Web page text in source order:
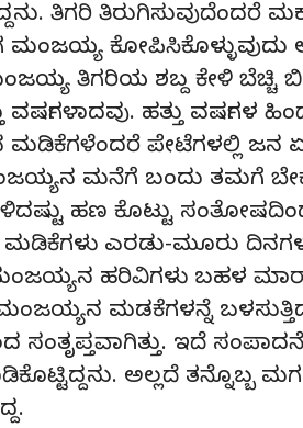
ತಿಗರಿ ತಿರುಗಿಸುವುದೆಂದರೆ
ಮಂಜಯ್ಯ ಕೋಪಿಸಿಕೊಳ್ಳುವುದು ಆ
ತಿಗರಿಯ ಶಬ್ದ ಕೇಳಿ ಬೆಚ್ಚಿ
ವರ್ಷಗಳಾದವು. ಹತ್ತು ವರ್ಷಗಳ
ಪೇಟೆಗಳಲ್ಲಿ ಜನ
ಮನೆಗೆ ಬಂದು ತಮಗೆ
ಹಣ ಕೊಟ್ಟು
ಎರಡು-ಮೂರು
ಹರಿವಿಗಳು ಬಹಳ
ಮಡಕೆಗಳನ್ನೆ
ಸಂತೃಪ್ತವಾಗಿತ್ತು. ಇದೆ
ಅಲ್ಲದೆ ತನ್ನೊಬ್ಬ